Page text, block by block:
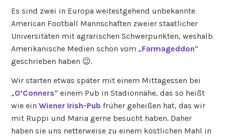
Es sind zwei in Europa weitestgehend unbekannte
American Football Mannschaften zweier staatlicher
Universitäten mit agrarischen Schwerpunkten, weshalb
Amerikanische Medien schon vom „Farmageddon“
geschrieben haben 😉.
Wir starten etwas später mit einem Mittagessen bei
„O’Conners“ einem Pub in Stadionnähe, das so heißt
wie einWiener Irish-Pub früher geheißen hat, das wir
mit Ruppi und Maria gerne besucht haben. Daher
haben sie uns netterweise zu einem köstlichen Mahl in